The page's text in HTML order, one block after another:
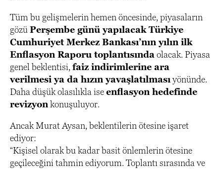
Tüm bu gelişmelerin hemen öncesinde, piyasaların
gözü Perşembe günü yapılacak Türkiye
Cumhuriyet Merkez Bankası’nın yılın ilk
Enflasyon Raporu toplantısında olacak. Piyasa
genel beklentisi, faiz indirimlerine ara
verilmesi ya da hızın yavaşlatılması yönünde.
Daha düşük olasılıkla iseenflasyon hedefinde
revizyon konuşuluyor.
Ancak Murat Aysan, beklentilerin ötesine işaret
ediyor:
“Kişisel olarak bu kadar basit önlemlerin ötesine
geçileceğini tahmin ediyorum. Toplantı sırasında ve